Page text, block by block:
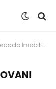
Imobiliário"